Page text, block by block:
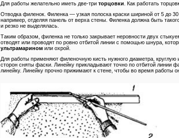
Для работы желательно иметь две-три торцовки . Как работать
Отводка филенок. Филенка — узкая полоска краски шириной от 5 до
например, отделяя панель от верха стены. Филенка должна быть
и резко не выделялась.
Таким образом, филенка не только закрывает неровности двух
отводят или проводят по ровно отбитой линии с помощью шнура,
ультрамарином или охрой.
Для работы применяют филеночную кисть нужного диаметра,
сторон сняты фаски. Линейку прикладывают точно по отбитой линии
линейку. Линейку прочно прижимают к стене, чтобы во время работы